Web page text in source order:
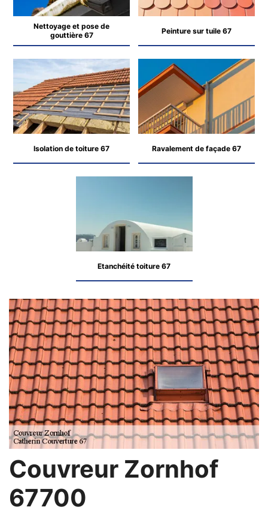
Nettoyage et pose de
gouttière 67
Peinture sur tuile 67
Isolation de toiture 67 Ravalement de façade 67
Etanchéité toiture 67
Couvreur Zornhof
67700